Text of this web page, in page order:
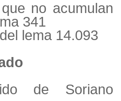
no acumulan
341
lema 14.093
de Soriano